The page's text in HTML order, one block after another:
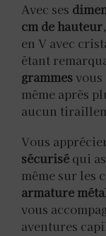
Avec ses
cm de hauteur
en V avec
étant
grammes
même après
aucun
Vous
sécurisé qui
même sur les
armature
vous
aventures